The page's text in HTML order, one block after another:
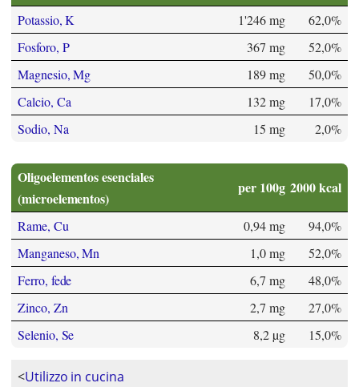
Potassio, K 1'246 mg
62,0%
Fosforo, P
367 mg
52,0%
Magnesio, Mg
189 mg
50,0%
Calcio, Ca
132 mg
17,0%
Sodio, Na
15 mg 2,0%
Oligoelementos esenciales
(microelementos)
per 100g 2000 kcal
Rame, Cu 0,94 mg
94,0%
Manganeso, Mn
1,0 mg
52,0%
Ferro, fede
6,7 mg
48,0%
Zinco, Zn
2,7 mg
27,0%
Selenio, Se
8,2 µg 15,0%
<Utilizzo in cucina